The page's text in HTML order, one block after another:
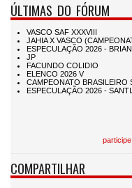
ÚLTIMAS DO FÓRUM
participe
COMPARTILHAR